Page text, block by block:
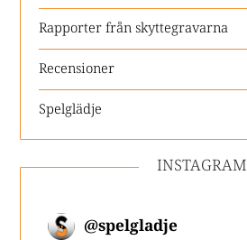
Rapporter från skyttegravarna
Recensioner
Spelglädje
INSTAGRAM
@spelgladje